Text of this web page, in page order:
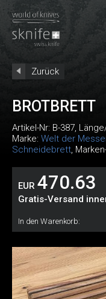
Zurück
BROTBRETT
Artikel-Nr: B-387,
Marke: Welt der
Schneidebrett,
EUR 470.63
Gratis-Versand
In den Warenkorb: